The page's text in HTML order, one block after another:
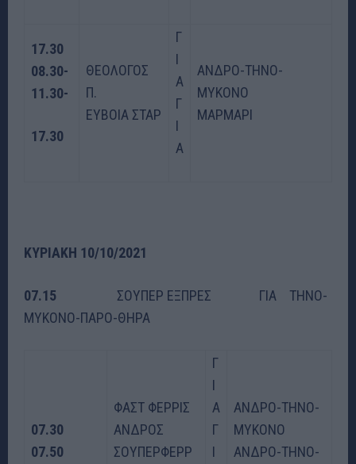
17.30
08.30-
11.30-
17.30
ΘΕΟΛΟΓΟΣ
Π.
ΕΥΒΟΙΑ ΣΤΑΡ
Γ
Ι
Α
Γ
Ι
Α
ΑΝΔΡΟ-ΤΗΝΟ-
ΜΥΚΟΝΟ
ΜΑΡΜΑΡΙ
ΚΥΡΙΑΚΗ 10/10/2021
07.15 ΣΟΥΠΕΡ ΕΞΠΡΕΣ ΓΙΑ ΤΗΝΟ-
ΜΥΚΟΝΟ-ΠΑΡΟ-ΘΗΡΑ
07.30
07.50
ΦΑΣΤ ΦΕΡΡΙΣ
ΑΝΔΡΟΣ
ΣΟΥΠΕΡΦΕΡΡ
Γ
Ι
Α
Γ
Ι
ΑΝΔΡΟ-ΤΗΝΟ-
ΜΥΚΟΝΟ
ΑΝΔΡΟ-ΤΗΝΟ-